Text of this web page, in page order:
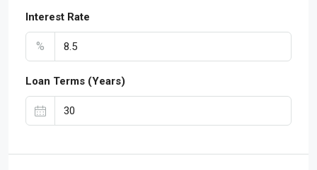
Interest Rate
%
Loan Terms (Years)